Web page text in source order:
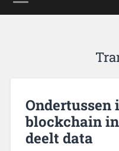
Ondertussen
blockchain
deelt data